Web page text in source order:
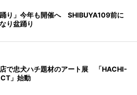
踊り」今年も開催へ SHIBUYA109前に
り盆踊り
で忠犬ハチ題材のアート展 「HACHI-
」始動